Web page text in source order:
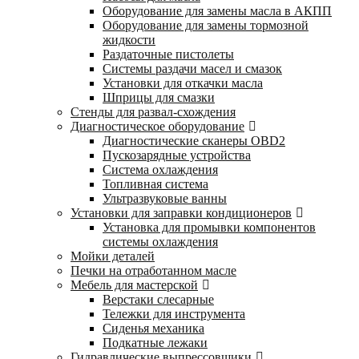
Оборудование для замены масла в АКПП
Оборудование для замены тормозной
жидкости
Раздаточные пистолеты
Системы раздачи масел и смазок
Установки для откачки масла
Шприцы для смазки
Стенды для развал-схождения
Диагностическое оборудование
Диагностические сканеры OBD2
Пускозарядные устройства
Система охлаждения
Топливная система
Ультразвуковые ванны
Установки для заправки кондиционеров
Установка для промывки компонентов
системы охлаждения
Мойки деталей
Печки на отработанном масле
Мебель для мастерской
Верстаки слесарные
Тележки для инструмента
Сиденья механика
Подкатные лежаки